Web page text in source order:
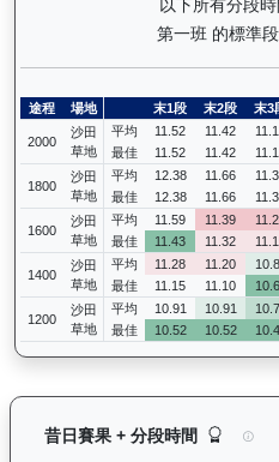
以下所有分段
第一班 的標準
途程 場地 末1段 末2段 末3
2000
沙田
草地
平均 11.52 11.42
最佳
11.52 11.42
1800
沙田
草地
平均 12.38 11.66
最佳
12.38 11.66
1600
沙田
草地
平均 11.59 11.39
最佳
11.43 11.32
1400
沙田
草地
平均 11.28 11.20
最佳
11.15 11.10
1200
沙田
草地
平均 10.91 10.91
最佳
10.52 10.52
昔日賽果 + 分段時間 驕